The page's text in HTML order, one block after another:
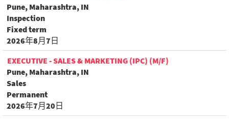
Pune, Maharashtra, IN
Inspection
Fixed term
2026年8月7日
EXECUTIVE - SALES & MARKETING (IPC) (M/F)
Pune, Maharashtra, IN
Sales
Permanent
2026年7月20日